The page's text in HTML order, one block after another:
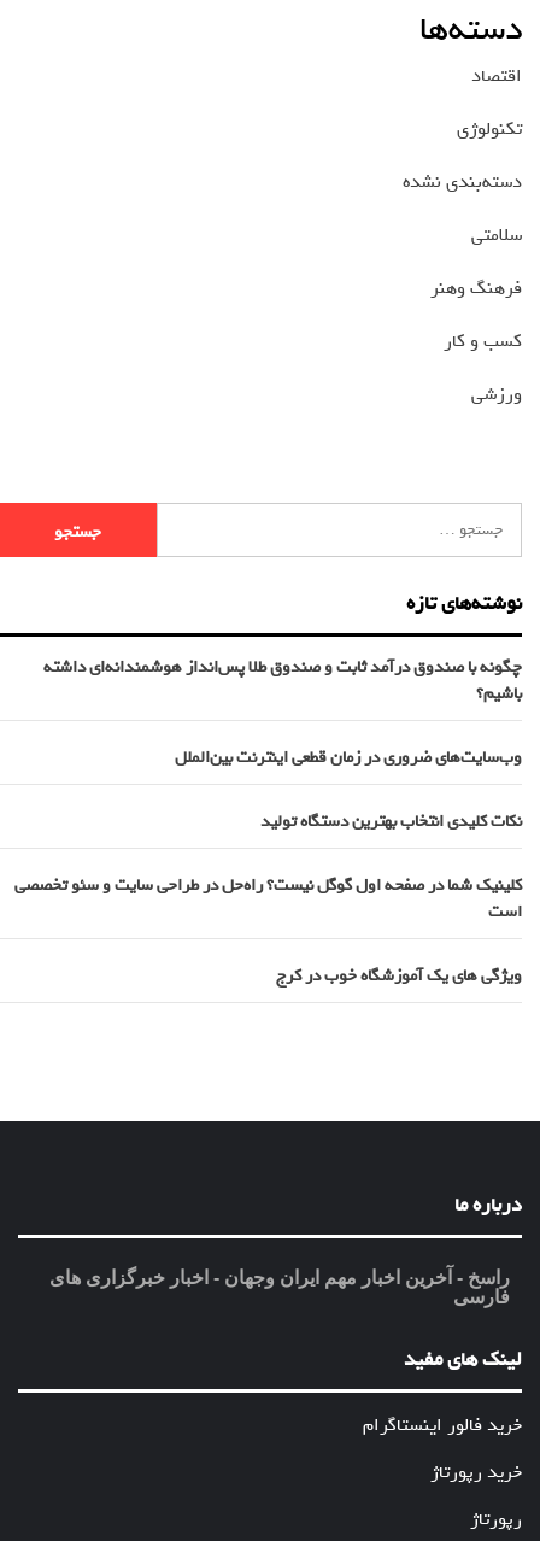
دسته‌ها
اقتصاد
تکنولوژی
دسته‌بندی نشده
سلامتی
فرهنگ وهنر
کسب و کار
ورزشی
نوشته‌های تازه
چگونه با صندوق درآمد ثابت و صندوق طلا پس‌انداز هوشمندانه‌ای داشته
باشیم؟
وب‌سایت‌های ضروری در زمان قطعی اینترنت بین‌الملل
نکات کلیدی انتخاب بهترین دستگاه تولید
کلینیک شما در صفحه اول گوگل نیست؟ راه‌حل در طراحی سایت و سئو تخصصی
است
ویژگی های یک آموزشگاه خوب در کرج
درباره ما
راسخ - آخرین اخبار مهم ایران وجهان - اخبار خبرگزاری های
فارسی
لینک های مفید
خرید فالور اینستاگرام
خرید رپورتاژ
رپورتاژ